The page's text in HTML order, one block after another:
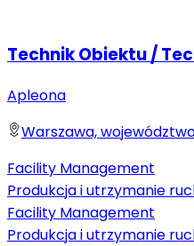
Technik Obiektu /
Apleona
Warszawa,
Facility Management
Produkcja i utrzymanie
Facility Management
Produkcja i utrzymanie